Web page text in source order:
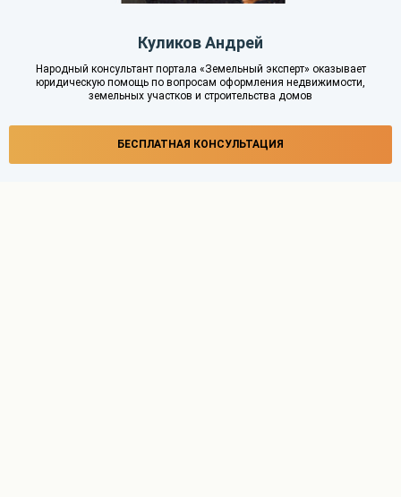
Куликов Андрей
Народный консультант портала «Земельный эксперт» оказывает
юридическую помощь по вопросам оформления недвижимости,
земельных участков и строительства домов
БЕСПЛАТНАЯ КОНСУЛЬТАЦИЯ